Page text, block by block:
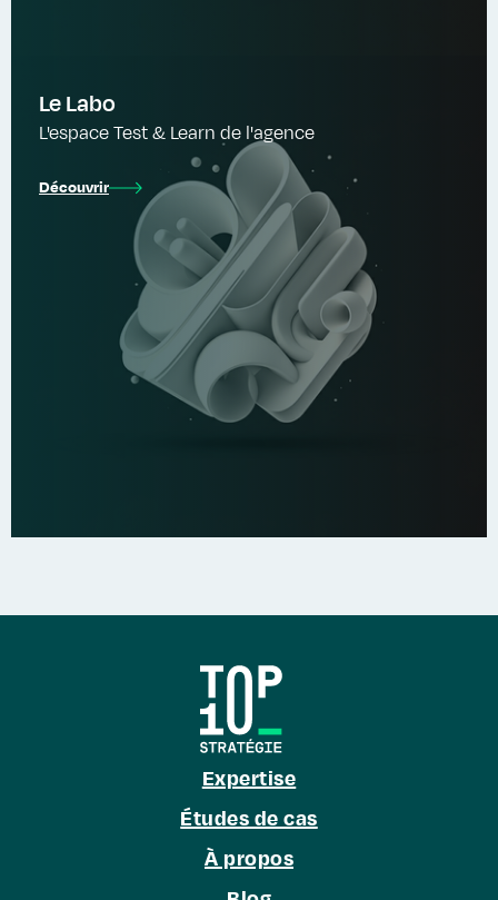
Le Labo
L'espace Test & Learn de l'agence
Découvrir
Expertise
Études de cas
À propos